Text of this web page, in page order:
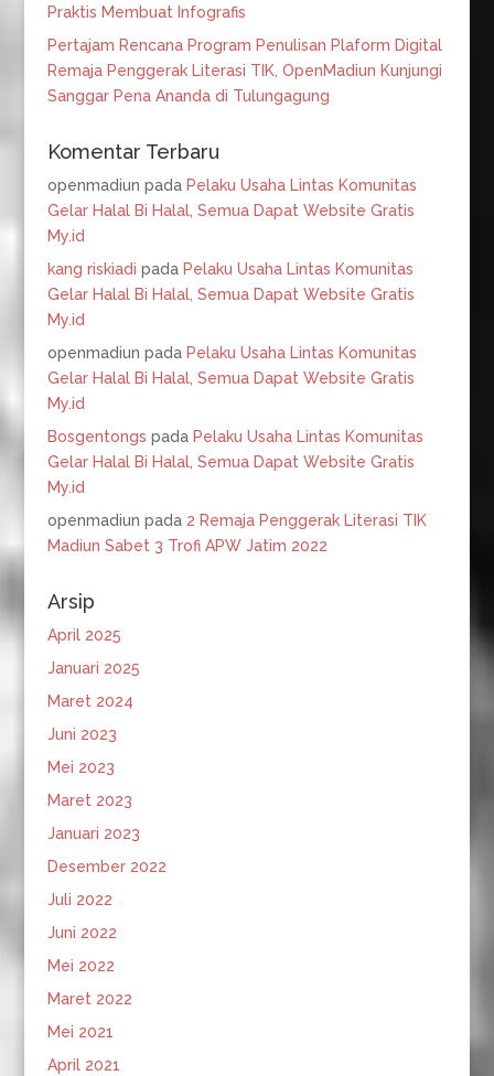
Praktis Membuat Infografis
Pertajam Rencana Program Penulisan Plaform Digital
Remaja Penggerak Literasi TIK, OpenMadiun Kunjungi
Sanggar Pena Ananda di Tulungagung
Komentar Terbaru
openmadiun pada Pelaku Usaha Lintas Komunitas
Gelar Halal Bi Halal, Semua Dapat Website Gratis
My.id
kang riskiadi pada Pelaku Usaha Lintas Komunitas
Gelar Halal Bi Halal, Semua Dapat Website Gratis
My.id
openmadiun pada Pelaku Usaha Lintas Komunitas
Gelar Halal Bi Halal, Semua Dapat Website Gratis
My.id
Bosgentongs pada Pelaku Usaha Lintas Komunitas
Gelar Halal Bi Halal, Semua Dapat Website Gratis
My.id
openmadiun pada 2 Remaja Penggerak Literasi TIK
Madiun Sabet 3 Trofi APW Jatim 2022
Arsip
April 2025
Januari 2025
Maret 2024
Juni 2023
Mei 2023
Maret 2023
Januari 2023
Desember 2022
Juli 2022
Juni 2022
Mei 2022
Maret 2022
Mei 2021
April 2021